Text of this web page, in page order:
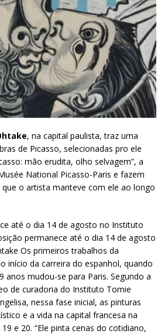
, na capital paulista, traz uma
de Picasso, selecionadas pro ele
mão erudita, olho selvagem”, a
National Picasso-Paris e fazem
o artista manteve com ele ao longo
até o dia 14 de agosto no Instituto
permanece até o dia 14 de agosto
Os primeiros trabalhos da
início da carreira do espanhol, quando
anos mudou-se para Paris. Segundo a
de curadoria do Instituto Tomie
nessa fase inicial, as pinturas
e a vida na capital francesa na
e 20. “Ele pinta cenas do cotidiano,